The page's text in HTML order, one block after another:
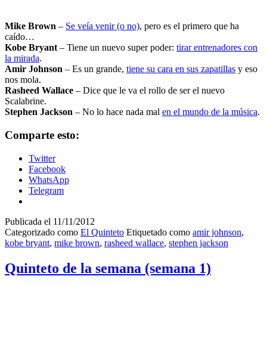
Mike Brown – Se veía venir (o no), pero es el primero que ha
caído…
Kobe Bryant – Tiene un nuevo super poder: tirar entrenadores con
la mirada.
Amir Johnson – Es un grande, tiene su cara en sus zapatillas y eso
nos mola.
Rasheed Wallace – Dice que le va el rollo de ser el nuevo
Scalabrine.
Stephen Jackson – No lo hace nada mal en el mundo de la música.
Comparte esto:
Twitter
Facebook
WhatsApp
Telegram
Publicada el 11/11/2012
Categorizado como El Quinteto Etiquetado como amir johnson,
kobe bryant, mike brown, rasheed wallace, stephen jackson
Quinteto de la semana (semana 1)